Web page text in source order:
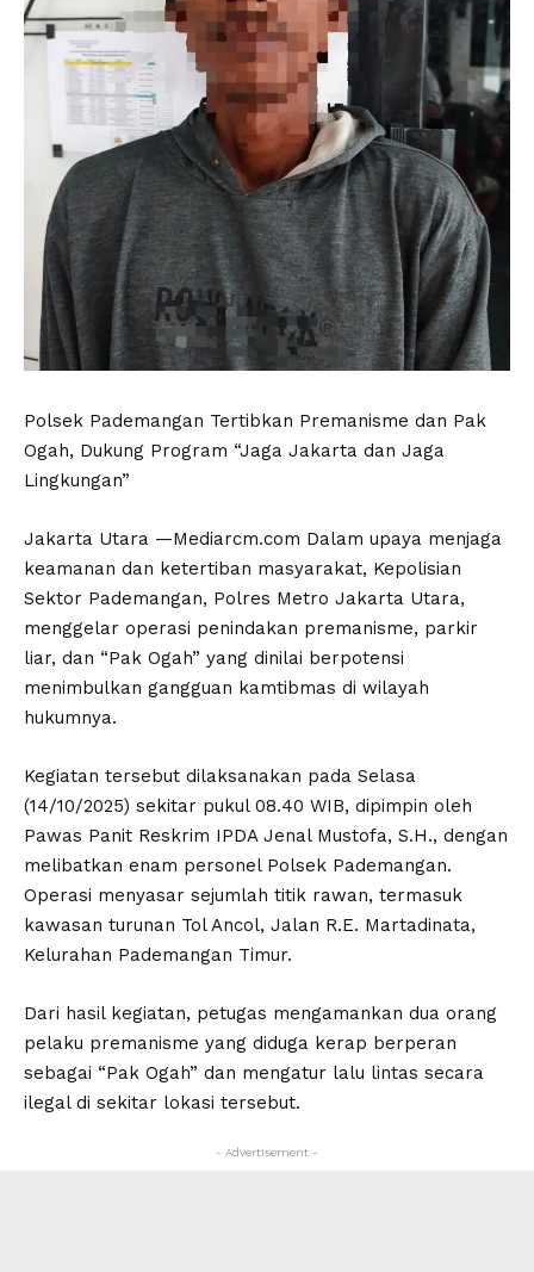
Polsek Pademangan Tertibkan Premanisme dan Pak
Ogah, Dukung Program “Jaga Jakarta dan Jaga
Lingkungan”
Jakarta Utara —Mediarcm.com Dalam upaya menjaga
keamanan dan ketertiban masyarakat, Kepolisian
Sektor Pademangan, Polres Metro Jakarta Utara,
menggelar operasi penindakan premanisme, parkir
liar, dan “Pak Ogah” yang dinilai berpotensi
menimbulkan gangguan kamtibmas di wilayah
hukumnya.
Kegiatan tersebut dilaksanakan pada Selasa
(14/10/2025) sekitar pukul 08.40 WIB, dipimpin oleh
Pawas Panit Reskrim IPDA Jenal Mustofa, S.H., dengan
melibatkan enam personel Polsek Pademangan.
Operasi menyasar sejumlah titik rawan, termasuk
kawasan turunan Tol Ancol, Jalan R.E. Martadinata,
Kelurahan Pademangan Timur.
Dari hasil kegiatan, petugas mengamankan dua orang
pelaku premanisme yang diduga kerap berperan
sebagai “Pak Ogah” dan mengatur lalu lintas secara
ilegal di sekitar lokasi tersebut.
- Advertisement -